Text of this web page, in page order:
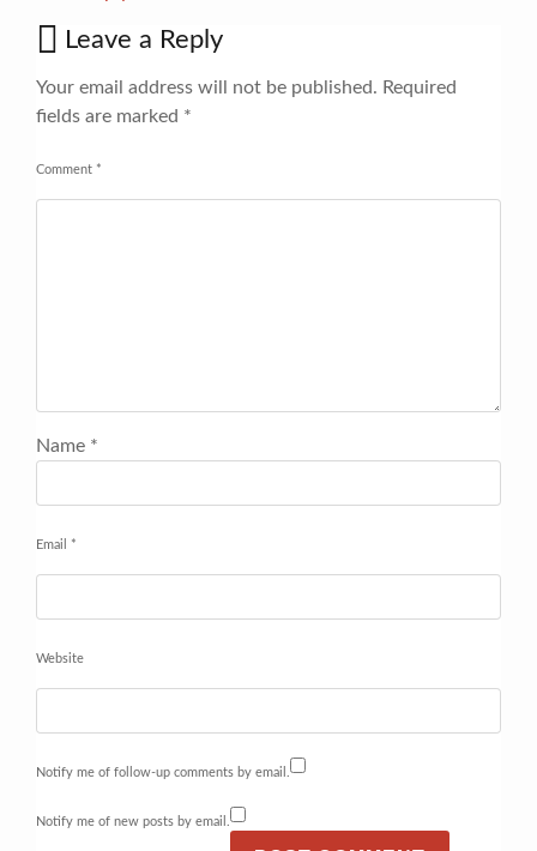
Leave a Reply
Your email address will not be published. Required
fields are marked *
Comment *
Name *
Email *
Website
Notify me of follow-up comments by email.
Notify me of new posts by email.